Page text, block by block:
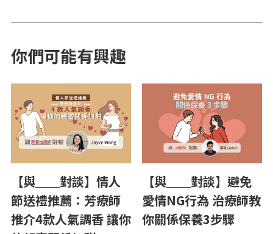
你們可能有興趣
【與＿＿對談】情人
節送禮推薦：芳療師
推介4款人氣調香 讓你
【與＿＿對談】避免
愛情NG行為 治療師教
你關係保養3步驟